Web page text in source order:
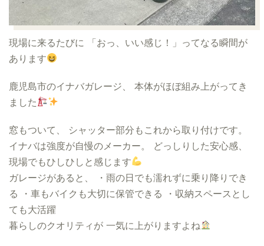
現場に来るたびに 「おっ、いい感じ！」ってなる瞬間が
あります
鹿児島市のイナバガレージ、 本体がほぼ組み上がってき
ました
窓もついて、 シャッター部分もこれから取り付けです。
イナバは強度が自慢のメーカー。 どっしりした安心感、
現場でもひしひしと感じます
ガレージがあると、 ・雨の日でも濡れずに乗り降りでき
る ・車もバイクも大切に保管できる ・収納スペースとし
ても大活躍
暮らしのクオリティが 一気に上がりますよね